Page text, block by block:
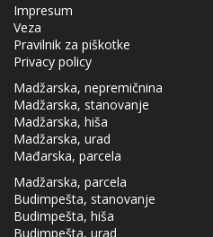
Impresum
Veza
Pravilnik za piškotke
Privacy policy
Madžarska, nepremičnina
Madžarska, stanovanje
Madžarska, hiša
Madžarska, urad
Mađarska, parcela
Madžarska, parcela
Budimpešta, stanovanje
Budimpešta, hiša
Budimpešta, urad